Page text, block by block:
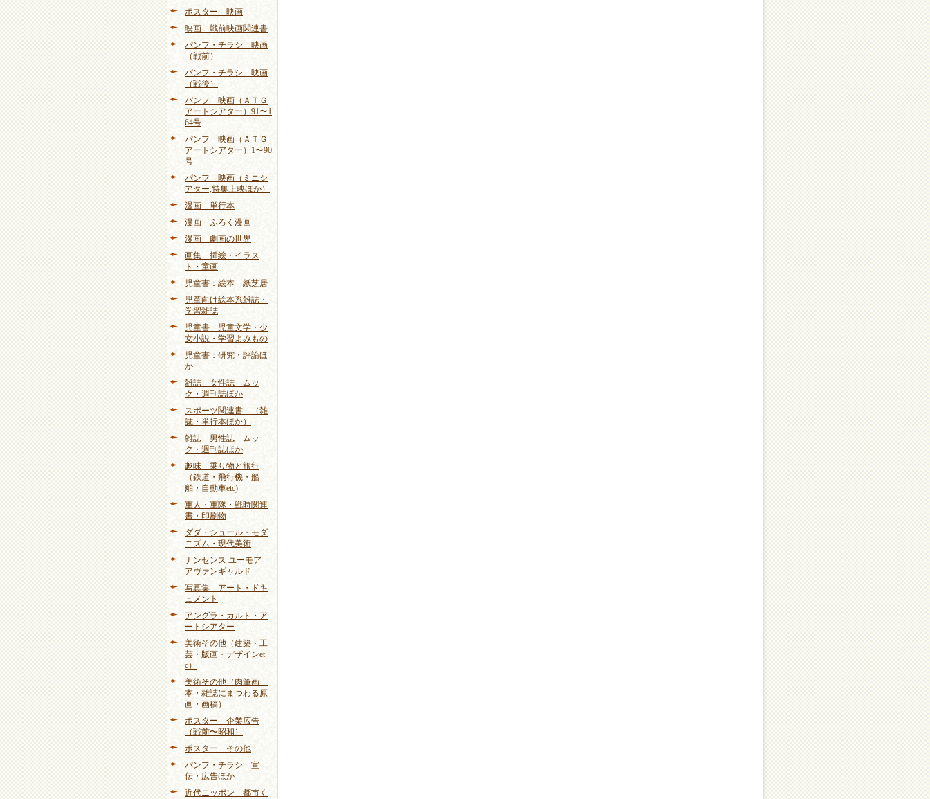
ポスター 映画
映画 戦前映画関連書
パンフ・チラシ 映画
（戦前）
パンフ・チラシ 映画
（戦後）
パンフ 映画（ＡＴＧ
アートシアター）91〜1
64号
パンフ 映画（ＡＴＧ
アートシアター）1〜90
号
パンフ 映画（ミニシ
アター,特集上映ほか）
漫画 単行本
漫画 ふろく漫画
漫画 劇画の世界
画集 挿絵・イラス
ト・童画
児童書：絵本 紙芝居
児童向け絵本系雑誌・
学習雑誌
児童書 児童文学・少
女小説・学習よみもの
児童書：研究・評論ほ
か
雑誌 女性誌 ムッ
ク・週刊誌ほか
スポーツ関連書 （雑
誌・単行本ほか）
雑誌 男性誌 ムッ
ク・週刊誌ほか
趣味 乗り物と旅行
（鉄道・飛行機・船
舶・自動車etc)
軍人・軍隊・戦時関連
書・印刷物
ダダ・シュール・モダ
ニズム・現代美術
ナンセンス ユーモア
アヴァンギャルド
写真集 アート・ドキ
ュメント
アングラ・カルト・ア
ートシアター
美術その他（建築・工
芸・版画・デザインet
c）
美術その他（肉筆画
本・雑誌にまつわる原
画・画稿）
ポスター 企業広告
（戦前〜昭和）
ポスター その他
パンフ・チラシ 宣
伝・広告ほか
近代ニッポン 都市く